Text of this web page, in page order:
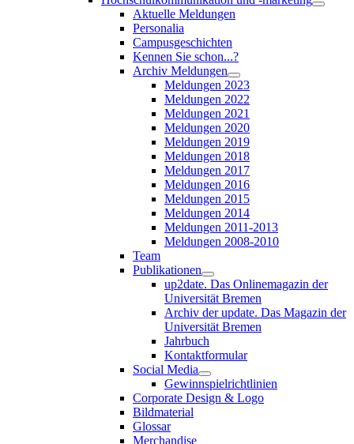
Aktuelle Meldungen
Personalia
Campusgeschichten
Kennen Sie schon...?
Archiv Meldungen
Meldungen 2023
Meldungen 2022
Meldungen 2021
Meldungen 2020
Meldungen 2019
Meldungen 2018
Meldungen 2017
Meldungen 2016
Meldungen 2015
Meldungen 2014
Meldungen 2011-2013
Meldungen 2008-2010
Team
Publikationen
up2date. Das Onlinemagazin der
Universität Bremen
Archiv der update. Das Magazin der
Universität Bremen
Jahrbuch
Kontaktformular
Social Media
Gewinnspielrichtlinien
Corporate Design & Logo
Bildmaterial
Glossar
Merchandise